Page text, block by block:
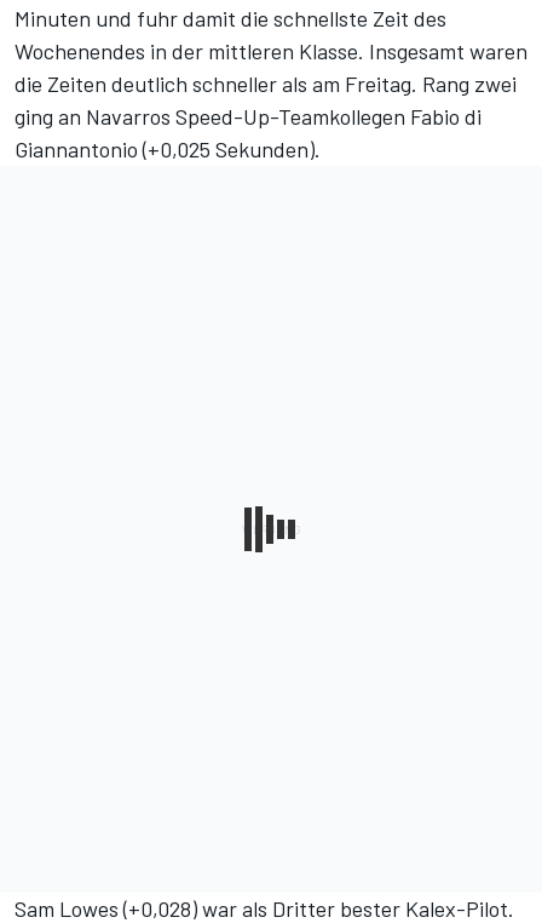
Minuten und fuhr damit die schnellste Zeit des
Wochenendes in der mittleren Klasse. Insgesamt waren
die Zeiten deutlich schneller als am Freitag. Rang zwei
ging an Navarros Speed-Up-Teamkollegen Fabio di
Giannantonio (+0,025 Sekunden).
Sam Lowes (+0,028) war als Dritter bester Kalex-Pilot.